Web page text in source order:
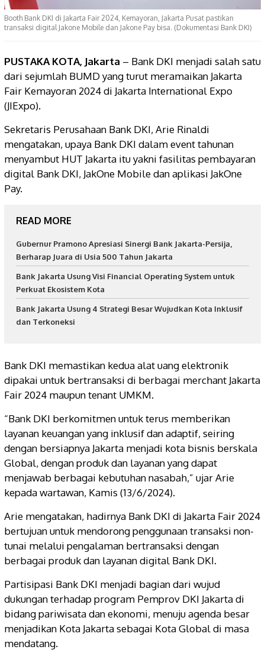
Booth Bank DKI di Jakarta Fair 2024, Kemayoran, Jakarta Pusat pastikan
transaksi digital Jakone Mobile dan Jakone Pay bisa. (Dokumentasi Bank DKI)
PUSTAKA KOTA, Jakarta – Bank DKI menjadi salah satu
dari sejumlah BUMD yang turut meramaikan Jakarta
Fair Kemayoran 2024 di Jakarta International Expo
(JIExpo).
Sekretaris Perusahaan Bank DKI, Arie Rinaldi
mengatakan, upaya Bank DKI dalam event tahunan
menyambut HUT Jakarta itu yakni fasilitas pembayaran
digital Bank DKI, JakOne Mobile dan aplikasi JakOne
Pay.
READ MORE
Gubernur Pramono Apresiasi Sinergi Bank Jakarta-Persija,
Berharap Juara di Usia 500 Tahun Jakarta
Bank Jakarta Usung Visi Financial Operating System untuk
Perkuat Ekosistem Kota
Bank Jakarta Usung 4 Strategi Besar Wujudkan Kota Inklusif
dan Terkoneksi
Bank DKI memastikan kedua alat uang elektronik
dipakai untuk bertransaksi di berbagai merchant Jakarta
Fair 2024 maupun tenant UMKM.
“Bank DKI berkomitmen untuk terus memberikan
layanan keuangan yang inklusif dan adaptif, seiring
dengan bersiapnya Jakarta menjadi kota bisnis berskala
Global, dengan produk dan layanan yang dapat
menjawab berbagai kebutuhan nasabah,” ujar Arie
kepada wartawan, Kamis (13/6/2024).
Arie mengatakan, hadirnya Bank DKI di Jakarta Fair 2024
bertujuan untuk mendorong penggunaan transaksi non-
tunai melalui pengalaman bertransaksi dengan
berbagai produk dan layanan digital Bank DKI.
Partisipasi Bank DKI menjadi bagian dari wujud
dukungan terhadap program Pemprov DKI Jakarta di
bidang pariwisata dan ekonomi, menuju agenda besar
menjadikan Kota Jakarta sebagai Kota Global di masa
mendatang.